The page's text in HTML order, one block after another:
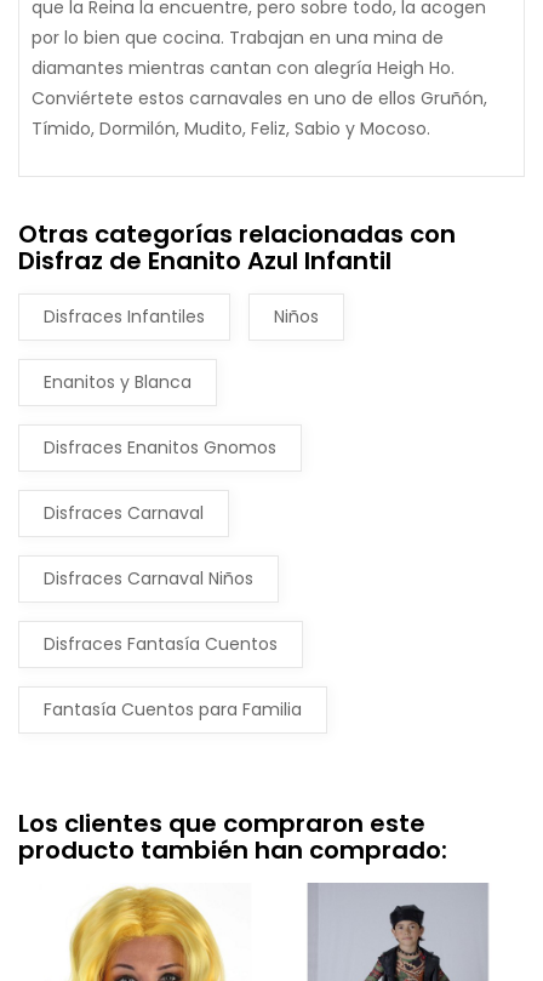
que la Reina la encuentre, pero sobre todo, la acogen
por lo bien que cocina. Trabajan en una mina de
diamantes mientras cantan con alegría Heigh Ho.
Conviértete estos carnavales en uno de ellos Gruñón,
Tímido, Dormilón, Mudito, Feliz, Sabio y Mocoso.
Otras categorías relacionadas con
Disfraz de Enanito Azul Infantil
Disfraces Infantiles Niños
Enanitos y Blanca
Disfraces Enanitos Gnomos
Disfraces Carnaval
Disfraces Carnaval Niños
Disfraces Fantasía Cuentos
Fantasía Cuentos para Familia
Los clientes que compraron este
producto también han comprado: